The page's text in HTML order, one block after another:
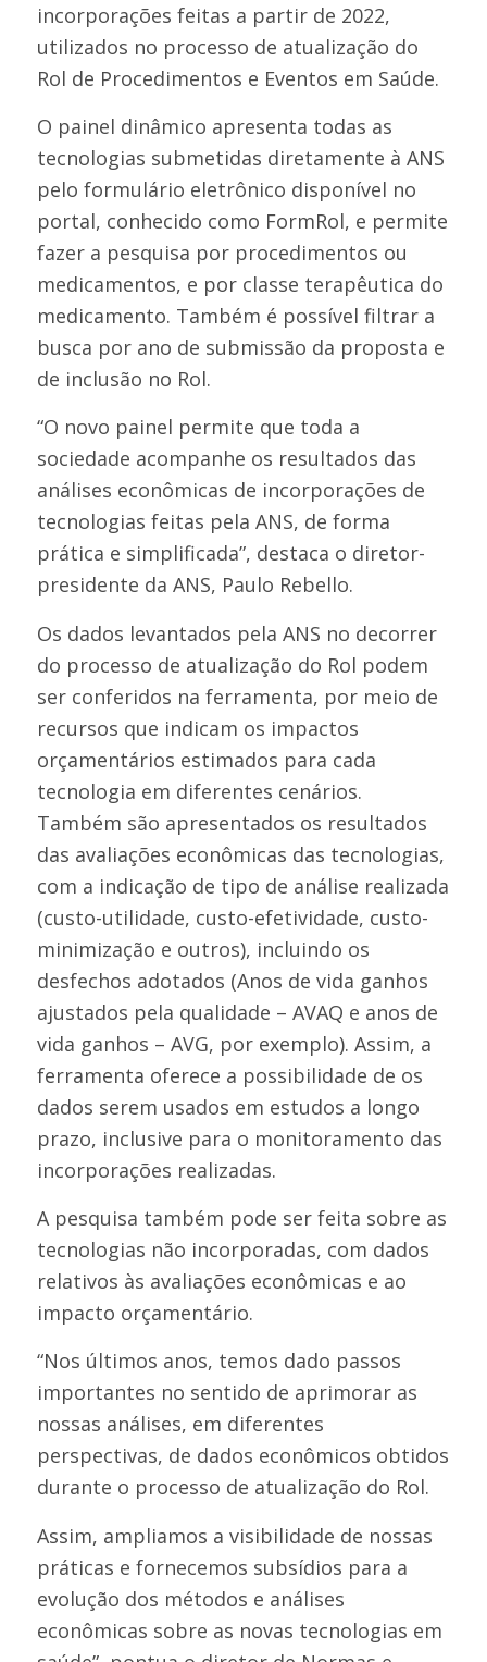
incorporações feitas a partir de 2022,
utilizados no processo de atualização do
Rol de Procedimentos e Eventos em Saúde.
O painel dinâmico apresenta todas as
tecnologias submetidas diretamente à ANS
pelo formulário eletrônico disponível no
portal, conhecido como FormRol, e permite
fazer a pesquisa por procedimentos ou
medicamentos, e por classe terapêutica do
medicamento. Também é possível filtrar a
busca por ano de submissão da proposta e
de inclusão no Rol.
“O novo painel permite que toda a
sociedade acompanhe os resultados das
análises econômicas de incorporações de
tecnologias feitas pela ANS, de forma
prática e simplificada”, destaca o diretor-
presidente da ANS, Paulo Rebello.
Os dados levantados pela ANS no decorrer
do processo de atualização do Rol podem
ser conferidos na ferramenta, por meio de
recursos que indicam os impactos
orçamentários estimados para cada
tecnologia em diferentes cenários.
Também são apresentados os resultados
das avaliações econômicas das tecnologias,
com a indicação de tipo de análise realizada
(custo-utilidade, custo-efetividade, custo-
minimização e outros), incluindo os
desfechos adotados (Anos de vida ganhos
ajustados pela qualidade – AVAQ e anos de
vida ganhos – AVG, por exemplo). Assim, a
ferramenta oferece a possibilidade de os
dados serem usados em estudos a longo
prazo, inclusive para o monitoramento das
incorporações realizadas.
A pesquisa também pode ser feita sobre as
tecnologias não incorporadas, com dados
relativos às avaliações econômicas e ao
impacto orçamentário.
“Nos últimos anos, temos dado passos
importantes no sentido de aprimorar as
nossas análises, em diferentes
perspectivas, de dados econômicos obtidos
durante o processo de atualização do Rol.
Assim, ampliamos a visibilidade de nossas
práticas e fornecemos subsídios para a
evolução dos métodos e análises
econômicas sobre as novas tecnologias em